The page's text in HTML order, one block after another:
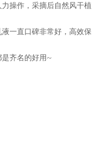
操作，采摘后自然风干植
一直口碑非常好，高效保
齐名的好用~